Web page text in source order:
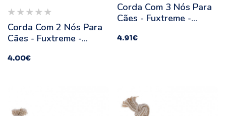
Corda Com 2 Nós Para
Cães - Fuxtreme -
Cinzento
4.00€
Corda Com 3 Nós Para
Cães - Fuxtreme -
Cinzento
4.91€